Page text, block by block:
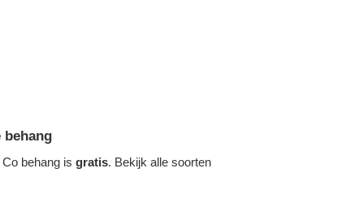
behang
behang is gratis. Bekijk alle soorten